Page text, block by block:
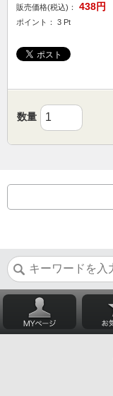
販売価格(税込)：
438円
ポイント： 3 Pt
数量